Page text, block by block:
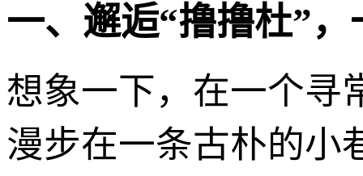
一、邂逅“撸撸杜”
想象一下，在一个寻
漫步在一条古朴的小